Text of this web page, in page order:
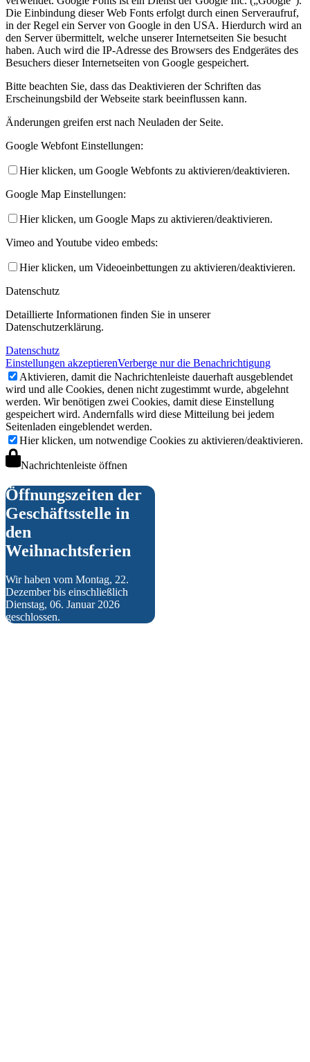
Aktive
2. Mannschaft
Jugend
Die Einbindung dieser Web Fonts erfolgt durch einen Serveraufruf,
in der Regel ein Server von Google in den USA. Hierdurch wird an
den Server übermittelt, welche unserer Internetseiten Sie besucht
haben. Auch wird die IP-Adresse des Browsers des Endgerätes des
Besuchers dieser Internetseiten von Google gespeichert.
Bitte beachten Sie, dass das Deaktivieren der Schriften das
Erscheinungsbild der Webseite stark beeinflussen kann.
Änderungen greifen erst nach Neuladen der Seite.
Google Webfont Einstellungen:
Hier klicken, um Google Webfonts zu aktivieren/deaktivieren.
Google Map Einstellungen:
Hier klicken, um Google Maps zu aktivieren/deaktivieren.
Vimeo and Youtube video embeds:
Hier klicken, um Videoeinbettungen zu aktivieren/deaktivieren.
Datenschutz
Detaillierte Informationen finden Sie in unserer
Datenschutzerklärung.
Datenschutz
Einstellungen akzeptierenVerberge nur die Benachrichtigung
Aktivieren, damit die Nachrichtenleiste dauerhaft ausgeblendet
wird und alle Cookies, denen nicht zugestimmt wurde, abgelehnt
werden. Wir benötigen zwei Cookies, damit diese Einstellung
gespeichert wird. Andernfalls wird diese Mitteilung bei jedem
Seitenladen eingeblendet werden.
Hier klicken, um notwendige Cookies zu aktivieren/deaktivieren.
Nachrichtenleiste öffnen
Öffnungszeiten der
Geschäftsstelle in
den
Weihnachtsferien
Wir haben vom Montag, 22.
Dezember bis einschließlich
Dienstag, 06. Januar 2026
geschlossen.